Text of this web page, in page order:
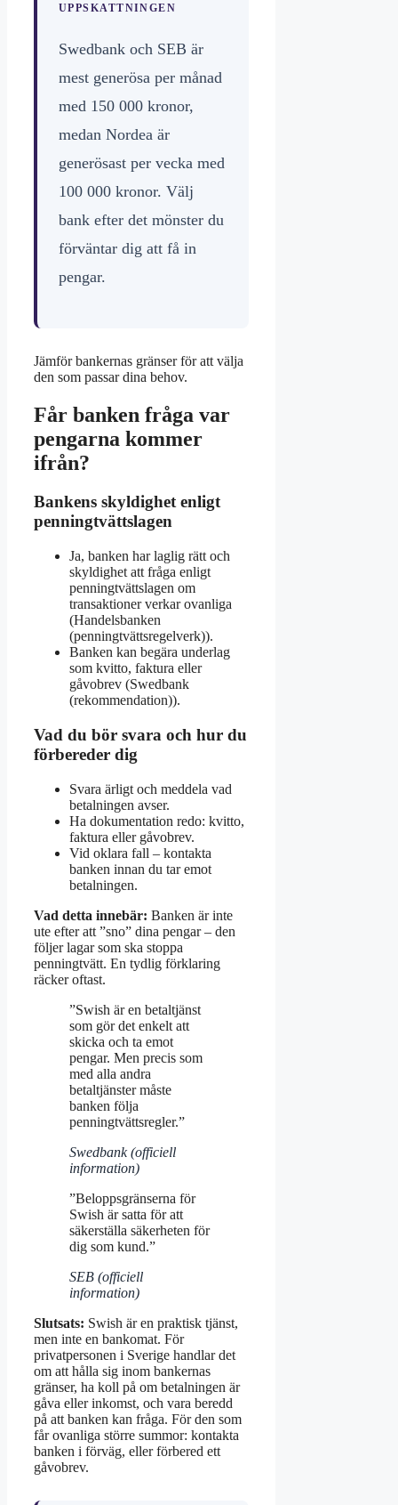
UPPSKATTNINGEN
Swedbank och SEB är
mest generösa per månad
med 150 000 kronor,
medan Nordea är
generösast per vecka med
100 000 kronor. Välj
bank efter det mönster du
förväntar dig att få in
pengar.
Jämför bankernas gränser för att välja
den som passar dina behov.
Får banken fråga var
pengarna kommer
ifrån?
Bankens skyldighet enligt
penningtvättslagen
Ja, banken har laglig rätt och
skyldighet att fråga enligt
penningtvättslagen om
transaktioner verkar ovanliga
(Handelsbanken
(penningtvättsregelverk)).
Banken kan begära underlag
som kvitto, faktura eller
gåvobrev (Swedbank
(rekommendation)).
Vad du bör svara och hur du
förbereder dig
Svara ärligt och meddela vad
betalningen avser.
Ha dokumentation redo: kvitto,
faktura eller gåvobrev.
Vid oklara fall – kontakta
banken innan du tar emot
betalningen.
Vad detta innebär: Banken är inte
ute efter att ”sno” dina pengar – den
följer lagar som ska stoppa
penningtvätt. En tydlig förklaring
räcker oftast.
”Swish är en betaltjänst
som gör det enkelt att
skicka och ta emot
pengar. Men precis som
med alla andra
betaltjänster måste
banken följa
penningtvättsregler.”
Swedbank (officiell
information)
”Beloppsgränserna för
Swish är satta för att
säkerställa säkerheten för
dig som kund.”
SEB (officiell
information)
Slutsats: Swish är en praktisk tjänst,
men inte en bankomat. För
privatpersonen i Sverige handlar det
om att hålla sig inom bankernas
gränser, ha koll på om betalningen är
gåva eller inkomst, och vara beredd
på att banken kan fråga. För den som
får ovanliga större summor: kontakta
banken i förväg, eller förbered ett
gåvobrev.